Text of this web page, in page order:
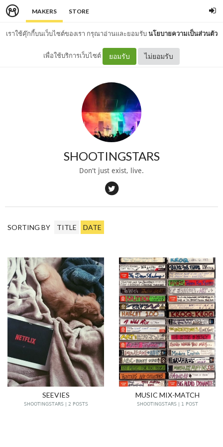
MAKERS STORE
เราใช้คุ๊กกี้บนเว็บไซต์ของเรา กรุณาอ่านและยอมรับนโยบายความเป็นส่วนตัว
เพื่อใช้บริการเว็บไซต์ ยอมรับ ไม่ยอมรับ
SHOOTINGSTARS
Don't just exist, live.
SORTING BY TITLE DATE
SEEVIES
SHOOTINGSTARS | 2 POSTS
MUSIC MIX-MATCH
SHOOTINGSTARS | 1 POST